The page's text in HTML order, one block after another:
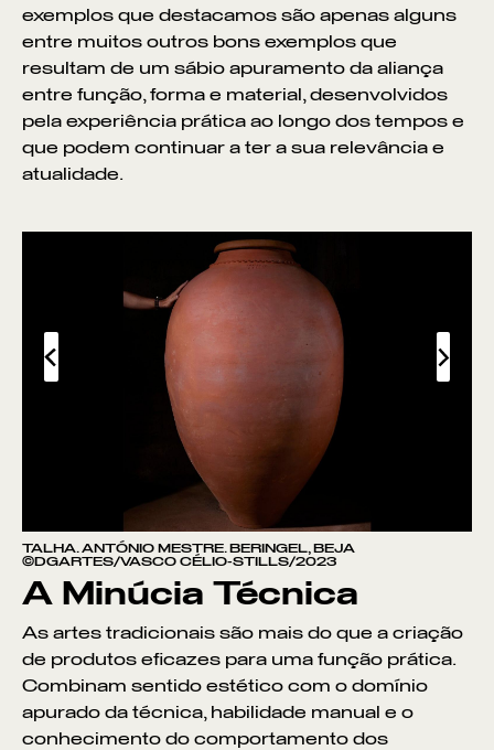
exemplos que destacamos são apenas alguns
entre muitos outros bons exemplos que
resultam de um sábio apuramento da aliança
entre função, forma e material, desenvolvidos
pela experiência prática ao longo dos tempos e
que podem continuar a ter a sua relevância e
atualidade.
TALHA. ANTÓNIO MESTRE. BERINGEL, BEJA
©DGARTES/VASCO CÉLIO-STILLS/2023
A Minúcia Técnica
As artes tradicionais são mais do que a criação
de produtos eficazes para uma função prática.
Combinam sentido estético com o domínio
apurado da técnica, habilidade manual e o
conhecimento do comportamento dos